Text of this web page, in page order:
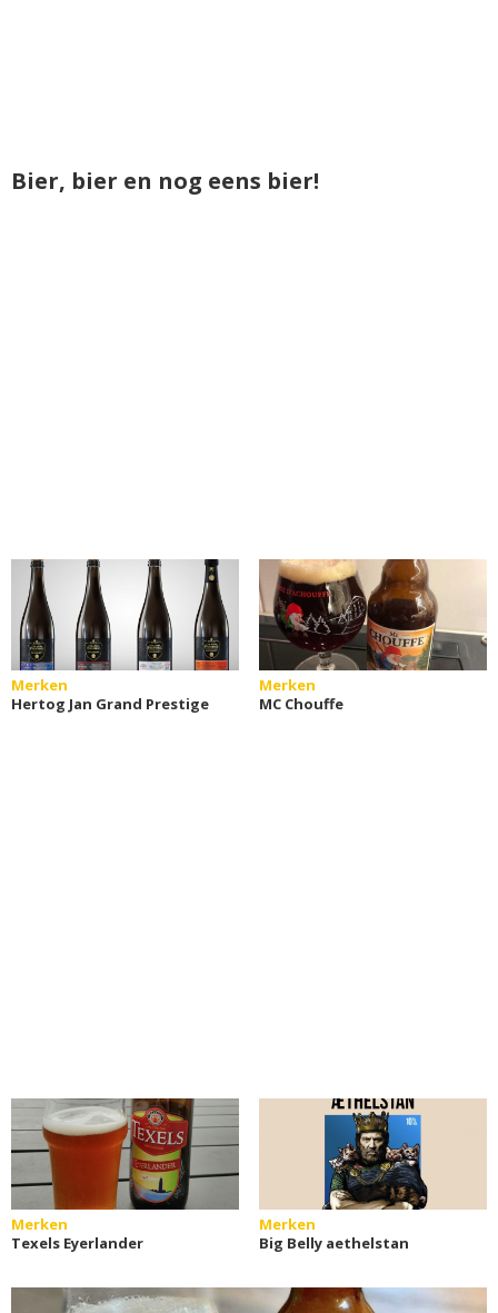
Bier, bier en nog eens bier!
Merken
Hertog Jan Grand Prestige
Merken
MC Chouffe
Merken
Texels Eyerlander
Merken
Big Belly aethelstan